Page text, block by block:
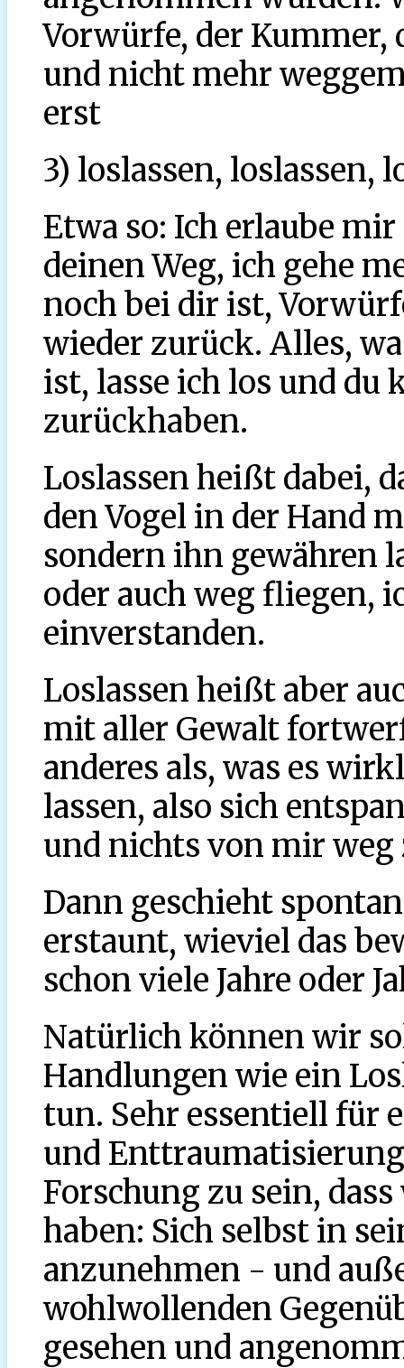
Vorwürfe, der Kummer,
und nicht mehr
erst
3) loslassen, loslassen,
Etwa so: Ich erlaube mir
deinen Weg, ich gehe
noch bei dir ist,
wieder zurück. Alles,
ist, lasse ich los und du
zurückhaben.
Loslassen heißt dabei,
den Vogel in der Hand
sondern ihn gewähren
oder auch weg fliegen,
einverstanden.
Loslassen heißt aber
mit aller Gewalt
anderes als, was es
lassen, also sich
und nichts von mir
Dann geschieht
erstaunt, wieviel das
schon viele Jahre oder
Natürlich können wir
Handlungen wie ein
tun. Sehr essentiell für
und
Forschung zu sein,
haben: Sich selbst in
anzunehmen - und
wohlwollenden
gesehen und